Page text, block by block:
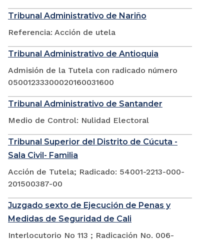
Tribunal Administrativo de Nariño
Referencia: Acción de utela
Tribunal Administrativo de Antioquia
Admisión de la Tutela con radicado número
05001233300020160031600
Tribunal Administrativo de Santander
Medio de Control: Nulidad Electoral
Tribunal Superior del Distrito de Cúcuta -
Sala Civil- Familia
Acción de Tutela; Radicado: 54001-2213-000-
201500387-00
Juzgado sexto de Ejecución de Penas y
Medidas de Seguridad de Cali
Interlocutorio No 113 ; Radicación No. 006-